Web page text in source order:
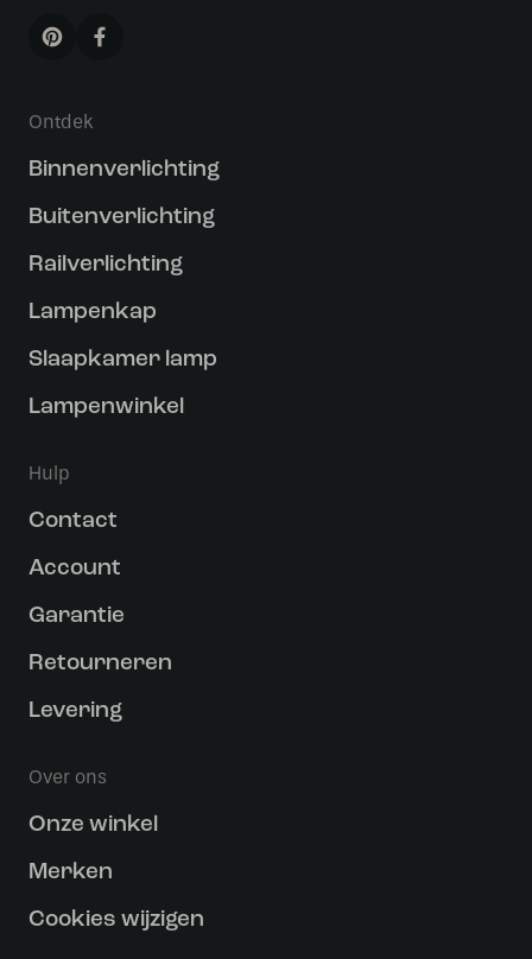
Ontdek
Binnenverlichting
Buitenverlichting
Railverlichting
Lampenkap
Slaapkamer lamp
Lampenwinkel
Hulp
Contact
Account
Garantie
Retourneren
Levering
Over ons
Onze winkel
Merken
Cookies wijzigen